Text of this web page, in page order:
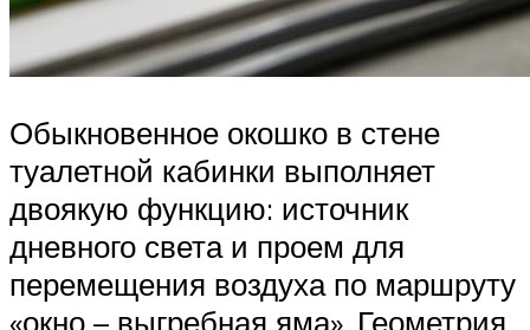
Обыкновенное окошко в стене
туалетной кабинки выполняет
двоякую функцию: источник
дневного света и проем для
перемещения воздуха по маршруту
«окно – выгребная яма». Геометрия